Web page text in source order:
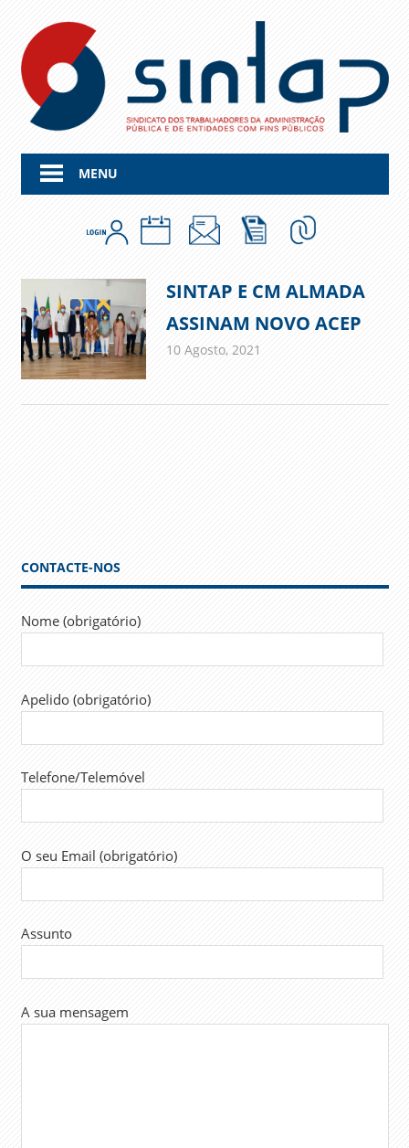
content
MENU
SINTAP E CM ALMADA
ASSINAM NOVO ACEP
10 Agosto, 2021
CONTACTE-NOS
Nome (obrigatório)
Apelido (obrigatório)
Telefone/Telemóvel
O seu Email (obrigatório)
Assunto
A sua mensagem